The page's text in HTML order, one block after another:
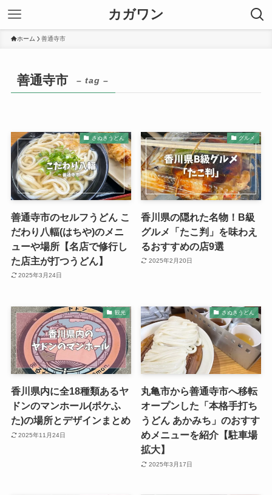
カガワン
ホーム 善通寺市
善通寺市 – tag –
さぬきうどん
善通寺市のセルフうどん こ
だわり八輻(はちや)のメニ
ューや場所【名店で修行し
た店主が打つうどん】
2025年3月24日
グルメ
香川県の隠れた名物！B級
グルメ「たこ判」を味わえ
るおすすめの店9選
2025年2月20日
観光
香川県内に全18種類あるヤ
ドンのマンホール(ポケふ
た)の場所とデザインまとめ
2025年11月24日
さぬきうどん
丸亀市から善通寺市へ移転
オープンした「本格手打ち
うどん あかみち」のおすす
めメニューを紹介【駐車場
拡大】
2025年3月17日